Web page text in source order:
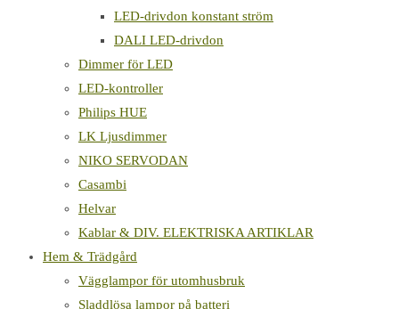
LED-drivdon konstant ström
DALI LED-drivdon
Dimmer för LED
LED-kontroller
Philips HUE
LK Ljusdimmer
NIKO SERVODAN
Casambi
Helvar
Kablar & DIV. ELEKTRISKA ARTIKLAR
Hem & Trädgård
Vägglampor för utomhusbruk
Sladdlösa lampor på batteri